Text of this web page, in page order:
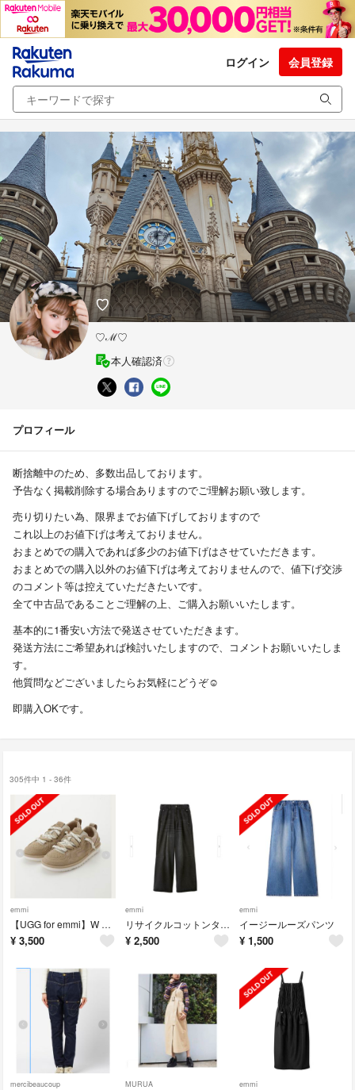
ログイン 会員登録
♡
♡ℳ♡
本人確認済
プロフィール
断捨離中のため、多数出品しております。
予告なく掲載削除する場合ありますのでご理解お願い致します。
売り切りたい為、限界までお値下げしておりますので
これ以上のお値下げは考えておりません。
おまとめでの購入であれば多少のお値下げはさせていただきます。
おまとめでの購入以外のお値下げは考えておりませんので、値下げ交渉
のコメント等は控えていただきたいです。
全て中古品であることご理解の上、ご購入お願いいたします。
基本的に1番安い方法で発送させていただきます。
発送方法にご希望あれば検討いたしますので、コメントお願いいたしま
す。
他質問などございましたらお気軽にどうぞ☺️
即購入OKです。
305件中 1 - 36件
emmi
【UGG for emmi】W MINIMEL
¥ 3,500
emmi
リサイクルコットンタックデニム
¥ 2,500
emmi
イージールーズパンツ
¥ 1,500
mercibeaucoup MURUA emmi